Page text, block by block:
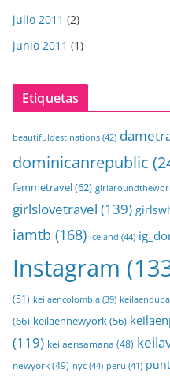
julio 2011 (2)
junio 2011 (1)
Etiquetas
beautifuldestinations (42)
dominicanrepublic
femmetravel(62)
girlslovetravel (139)
iamtb (168) iceland (44)
Instagram
(51) keilaencolombia (39)
(66) keilaennewyork(56)
(119) keilaensamana (48)
newyork(49) nyc (44) peru (41)